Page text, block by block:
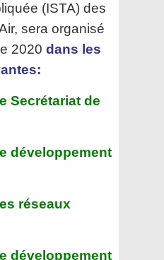
(ISTA) des
sera organisé
2020 dans les
Secrétariat de
développement
réseaux
développement